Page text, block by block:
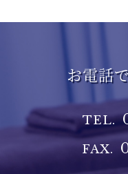
お電話
TEL.
FAX.